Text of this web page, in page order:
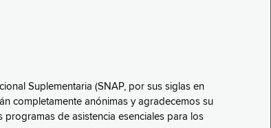
Suplementaria (SNAP, por sus siglas en
completamente anónimas y agradecemos su
de asistencia esenciales para los